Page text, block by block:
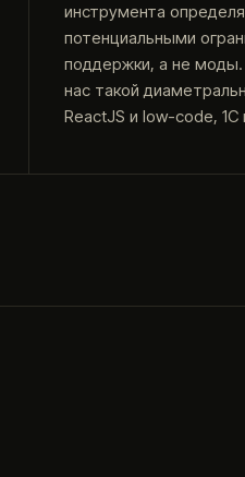
инструмента
потенциальными
поддержки, а не
нас такой
ReactJS и low-code, 1С